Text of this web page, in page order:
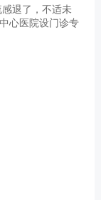
退了，不适未
心医院设门诊专